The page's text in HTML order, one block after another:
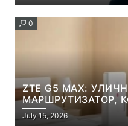
0
ZTE G5 MAX:
МАРШРУТИЗАТОР,
ЛЮТУЮ ЗИМУ, И
July 15, 2026